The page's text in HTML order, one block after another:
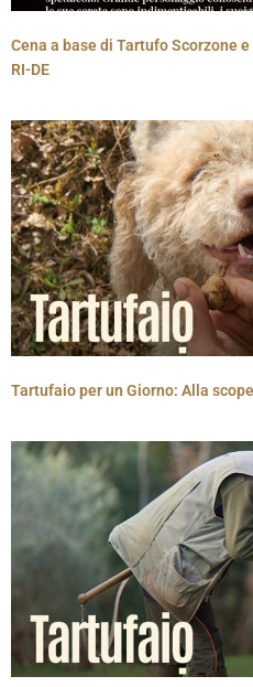
Cena a base di Tartufo Scorzone
RI-DE
Tartufaio per un Giorno: Alla